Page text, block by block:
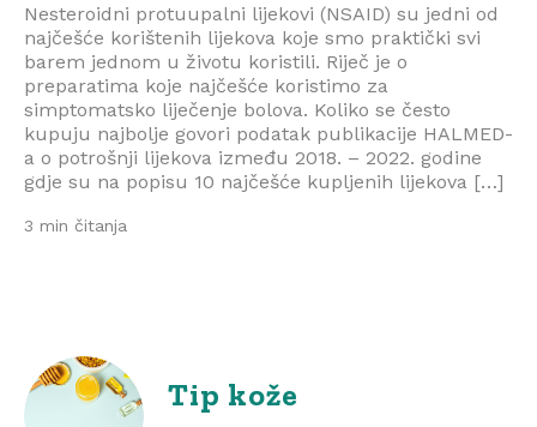
Nesteroidni protuupalni lijekovi (NSAID) su jedni od
najčešće korištenih lijekova koje smo praktički svi
barem jednom u životu koristili. Riječ je o
preparatima koje najčešće koristimo za
simptomatsko liječenje bolova. Koliko se često
kupuju najbolje govori podatak publikacije HALMED-
a o potrošnji lijekova između 2018. – 2022. godine
gdje su na popisu 10 najčešće kupljenih lijekova […]
3 min čitanja
Tip kože